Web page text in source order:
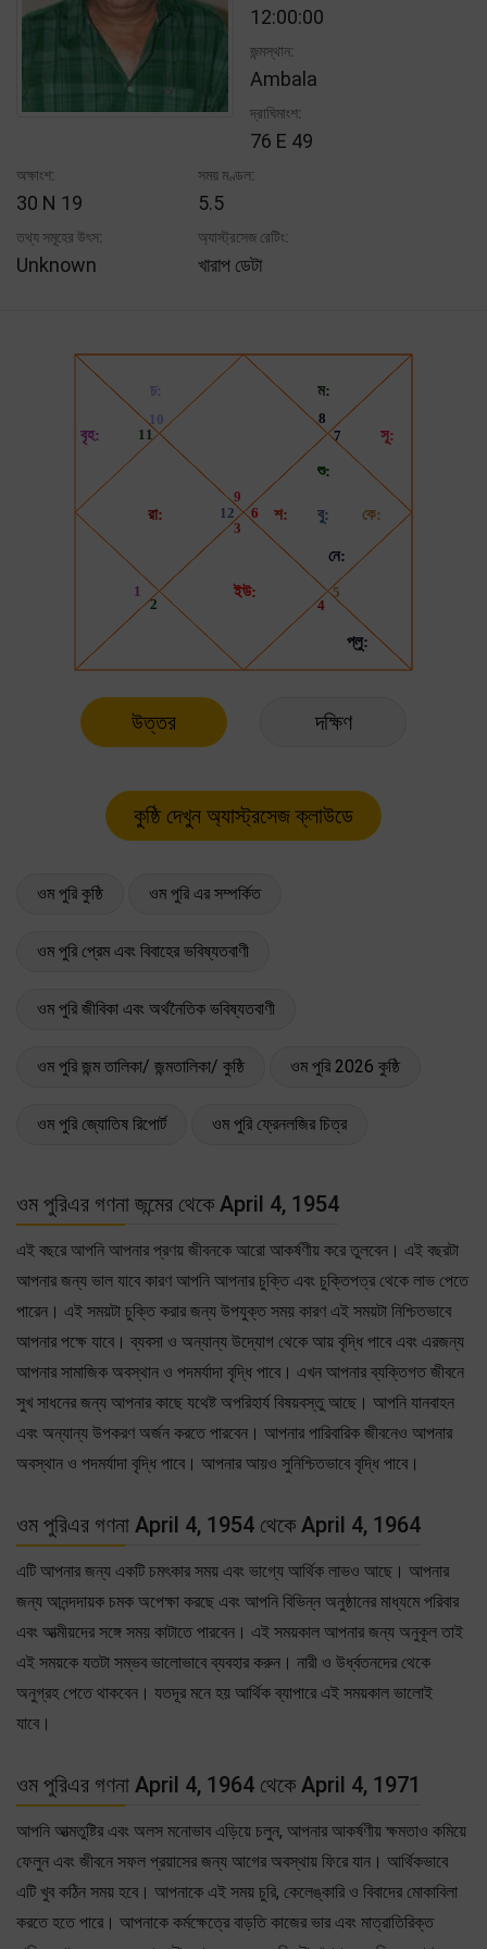
12:00:00
জন্মস্থান:
Ambala
দ্রাঘিমাংশ:
76 E 49
অক্ষাংশ:
30 N 19
সময় মণ্ডল:
5.5
তথ্য সমূহের উৎস:
Unknown
অ্যাস্ট্রসেজ রেটিং:
খারাপ ডেটা
উত্তর দক্ষিণ
ওম পুরি কুষ্ঠি ওম পুরি এর সম্পর্কিত
ওম পুরি প্রেম এবং বিবাহের ভবিষ্যতবাণী
ওম পুরি জীবিকা এবং অর্থনৈতিক ভবিষ্যতবাণী
ওম পুরি জন্ম তালিকা/ জন্মতালিকা/ কুষ্ঠি ওম পুরি 2026 কুষ্ঠি
ওম পুরি জ্যোতিষ রিপোর্ট ওম পুরি ফ্রেনলজির চিত্র
ওম পুরিএর গণনা জন্মের থেকে April 4, 1954
এই বছরে আপনি আপনার প্রণয় জীবনকে আরো আকর্ষণীয় করে তুলবেন। এই বছরটা
আপনার জন্য ভাল যাবে কারণ আপনি আপনার চুক্তি এবং চুক্তিপত্র থেকে লাভ পেতে
পারেন। এই সময়টা চুক্তি করার জন্য উপযুক্ত সময় কারণ এই সময়টা নিশ্চিতভাবে
আপনার পক্ষে যাবে। ব্যবসা ও অন্যান্য উদ্যোগ থেকে আয় বৃদ্ধি পাবে এবং এরজন্য
আপনার সামাজিক অবস্থান ও পদমর্যাদা বৃদ্ধি পাবে। এখন আপনার ব্যক্তিগত জীবনে
সুখ সাধনের জন্য আপনার কাছে যথেষ্ট অপরিহার্য বিষয়বস্তু আছে। আপনি যানবাহন
এবং অন্যান্য উপকরণ অর্জন করতে পারবেন। আপনার পারিবারিক জীবনেও আপনার
অবস্থান ও পদমর্যাদা বৃদ্ধি পাবে। আপনার আয়ও সুনিশ্চিতভাবে বৃদ্ধি পাবে।
ওম পুরিএর গণনা April 4, 1954 থেকে April 4, 1964
এটি আপনার জন্য একটি চমৎকার সময় এবং ভাগ্যে আর্থিক লাভও আছে। আপনার
জন্য আনন্দদায়ক চমক অপেক্ষা করছে এবং আপনি বিভিন্ন অনুষ্ঠানের মাধ্যমে পরিবার
এবং আত্মীয়দের সঙ্গে সময় কাটাতে পারবেন। এই সময়কাল আপনার জন্য অনুকূল তাই
এই সময়কে যতটা সম্ভব ভালোভাবে ব্যবহার করুন। নারী ও উর্ধ্বতনদের থেকে
অনুগ্রহ পেতে থাকবেন। যতদূর মনে হয় আর্থিক ব্যাপারে এই সময়কাল ভালোই
যাবে।
ওম পুরিএর গণনা April 4, 1964 থেকে April 4, 1971
আপনি আত্মতুষ্টির এবং অলস মনোভাব এড়িয়ে চলুন, আপনার আকর্ষণীয় ক্ষমতাও কমিয়ে
ফেলুন এবং জীবনে সফল প্রয়াসের জন্য আগের অবস্থায় ফিরে যান। আর্থিকভাবে
এটি খুব কঠিন সময় হবে। আপনাকে এই সময় চুরি, কেলেঙ্কারি ও বিবাদের মোকাবিলা
করতে হতে পারে। আপনাকে কর্মক্ষেত্রে বাড়তি কাজের ভার এবং মাত্রাতিরিক্ত